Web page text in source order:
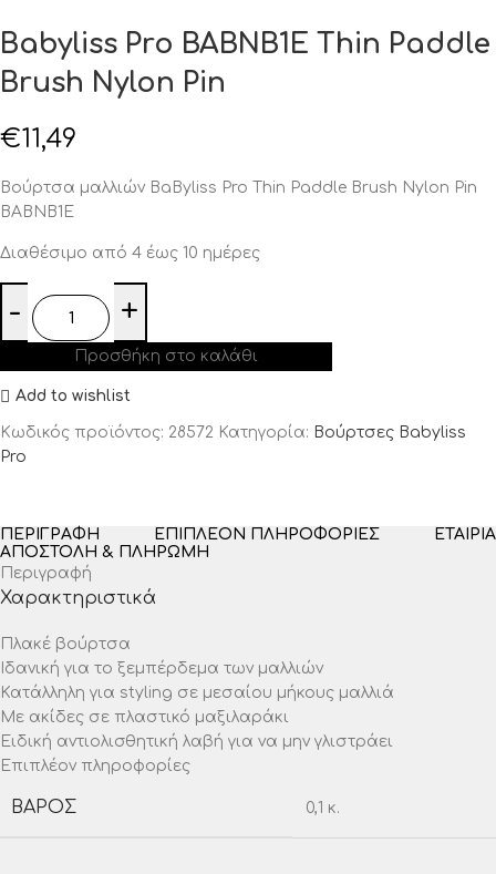
Babyliss Pro BABNB1E Thin Paddle
Brush Nylon Pin
€11,49
Βούρτσα μαλλιών BaByliss Pro Thin Paddle Brush Nylon Pin
BABNB1E
Διαθέσιμο από 4 έως 10 ημέρες
Προσθήκη στο καλάθι
Add to wishlist
Κωδικός προϊόντος: 28572 Κατηγορία: Βούρτσες Babyliss
Pro
ΠΕΡΙΓΡΑΦΉ ΕΠΙΠΛΈΟΝ ΠΛΗΡΟΦΟΡΊΕΣ
ΕΤΑΙΡΊΑ
ΑΠΟΣΤΟΛΉ & ΠΛΗΡΩΜΉ
Περιγραφή
Χαρακτηριστικά
Πλακέ βούρτσα
Ιδανική για το ξεμπέρδεμα των μαλλιών
Κατάλληλη για styling σε μεσαίου μήκους μαλλιά
Με ακίδες σε πλαστικό μαξιλαράκι
Ειδική αντιολισθητική λαβή για να μην γλιστράει
Επιπλέον πληροφορίες
ΒΆΡΟΣ 0,1 κ.